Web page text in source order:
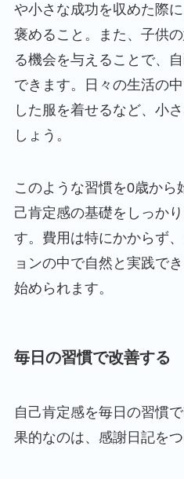
や小さな成功を収めた際
褒めること。また、子供
る機会を与えることで、
できます。日々の生活の
した服を着せるなど、小
しょう。
このような習慣を0歳から
己肯定感の基礎をしっか
す。費用は特にかからず
ョンの中で自然と実践で
始められます。
毎日の習慣で改善する
自己肯定感を毎日の習慣
果的なのは、感謝日記をつ